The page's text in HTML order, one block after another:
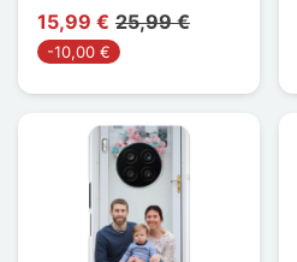
15,99 € 25,99 €
-10,00 €